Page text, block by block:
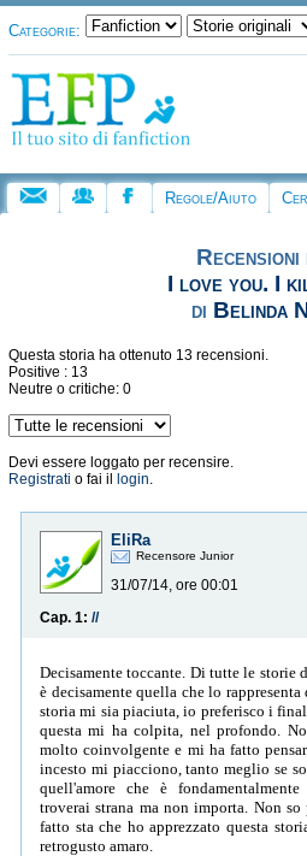
Categorie:
Regole/Aiuto
Recensioni
I love you. I
di Belinda
Questa storia ha ottenuto 13 recensioni.
Positive : 13
Neutre o critiche: 0
Devi essere loggato per recensire.
Registrati o fai il login.
EliRa
Recensore Junior
31/07/14, ore 00:01
Cap. 1: //
Decisamente toccante. Di tutte le storie
è decisamente quella che lo
storia mi sia piaciuta, io preferisco i
questa mi ha colpita, nel profondo.
molto coinvolgente e mi ha fatto
incesto mi piacciono, tanto meglio se
quell'amore che è
troverai strana ma non importa. Non
fatto sta che ho apprezzato questa
retrogusto amaro.